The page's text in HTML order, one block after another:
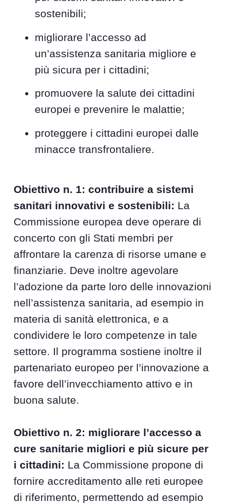
sostenibili;
migliorare l’accesso ad
un’assistenza sanitaria migliore e
più sicura per i cittadini;
promuovere la salute dei cittadini
europei e prevenire le malattie;
proteggere i cittadini europei dalle
minacce transfrontaliere.
Obiettivo n. 1: contribuire a sistemi
sanitari innovativi e sostenibili: La
Commissione europea deve operare di
concerto con gli Stati membri per
affrontare la carenza di risorse umane e
finanziarie. Deve inoltre agevolare
l’adozione da parte loro delle innovazioni
nell’assistenza sanitaria, ad esempio in
materia di sanità elettronica, e a
condividere le loro competenze in tale
settore. Il programma sostiene inoltre il
partenariato europeo per l’innovazione a
favore dell’invecchiamento attivo e in
buona salute.
Obiettivo n. 2: migliorare l’accesso a
cure sanitarie migliori e più sicure per
i cittadini: La Commissione propone di
fornire accreditamento alle reti europee
di riferimento, permettendo ad esempio